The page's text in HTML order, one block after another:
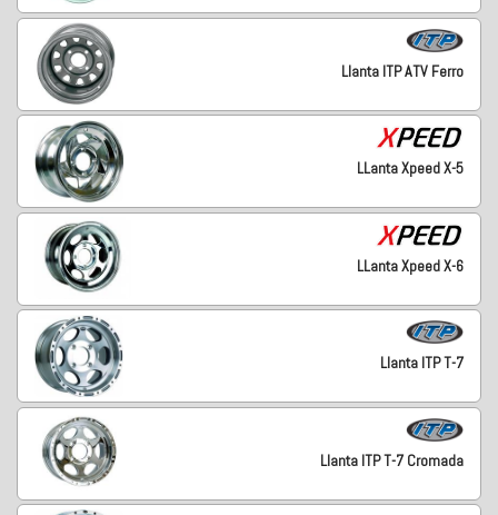
Llanta ITP ATV Ferro
LLanta Xpeed X-5
LLanta Xpeed X-6
Llanta ITP T-7
Llanta ITP T-7 Cromada